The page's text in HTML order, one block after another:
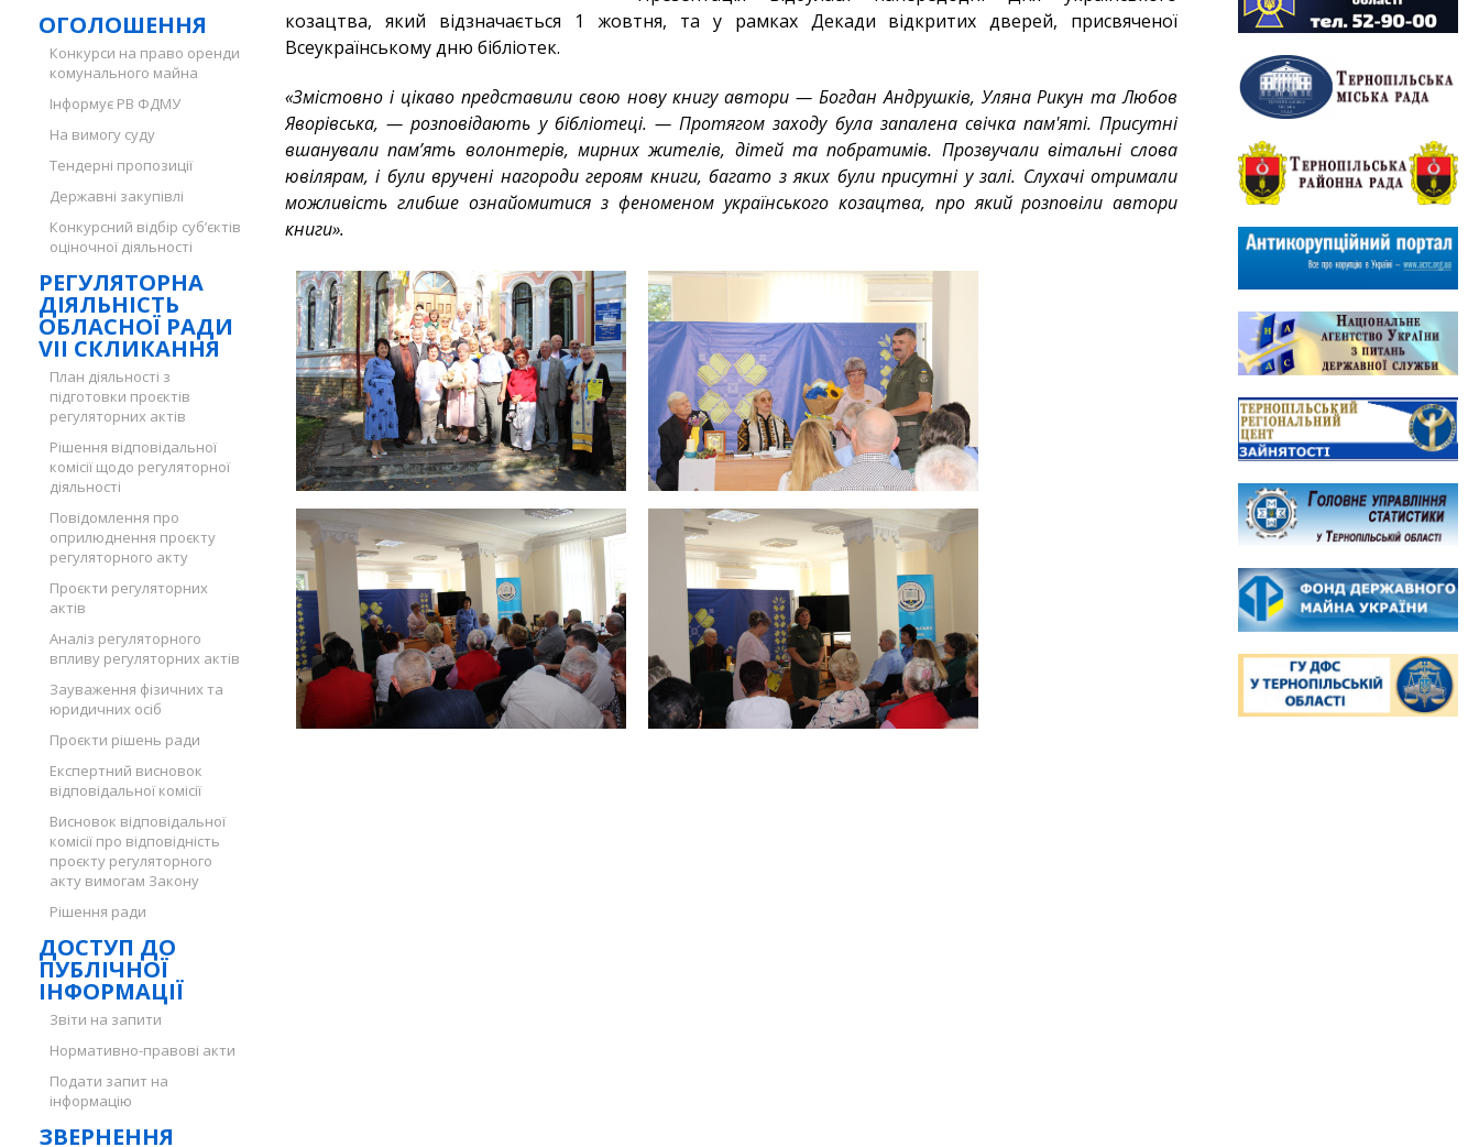
ОГОЛОШЕННЯ
Конкурси на право оренди
комунального майна
Інформує РВ ФДМУ
На вимогу суду
Тендерні пропозиції
Державні закупівлі
Конкурсний відбір суб’єктів
оціночної діяльності
РЕГУЛЯТОРНА
ДІЯЛЬНІСТЬ
ОБЛАСНОЇ РАДИ
VII СКЛИКАННЯ
План діяльності з
підготовки проєктів
регуляторних актів
Рішення відповідальної
комісії щодо регуляторної
діяльності
Повідомлення про
оприлюднення проєкту
регуляторного акту
Проєкти регуляторних
актів
Аналіз регуляторного
впливу регуляторних актів
Зауваження фізичних та
юридичних осіб
Проєкти рішень ради
Експертний висновок
відповідальної комісії
Висновок відповідальної
комісії про відповідність
проєкту регуляторного
акту вимогам Закону
Рішення ради
ДОСТУП ДО
ПУБЛІЧНОЇ
ІНФОРМАЦІЇ
Звіти на запити
Нормативно-правові акти
Подати запит на
інформацію
ЗВЕРНЕННЯ
козацтва, який відзначається 1 жовтня, та у рамках Декади відкритих дверей, присвяченої
Всеукраїнському дню бібліотек.
«Змістовно і цікаво представили свою нову книгу автори — Богдан Андрушків, Уляна Рикун та Любов
Яворівська, — розповідають у бібліотеці. — Протягом заходу була запалена свічка пам'яті. Присутні
вшанували пам’ять волонтерів, мирних жителів, дітей та побратимів. Прозвучали вітальні слова
ювілярам, і були вручені нагороди героям книги, багато з яких були присутні у залі. Слухачі отримали
можливість глибше ознайомитися з феноменом українського козацтва, про який розповіли автори
книги».